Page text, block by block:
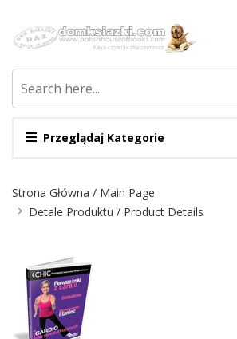
Przeglądaj Kategorie
Strona Główna / Main Page
Detale Produktu / Product Details